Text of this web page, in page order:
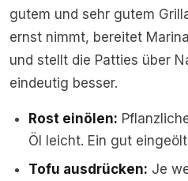
gutem und sehr gutem
ernst nimmt, bereitet
und stellt die Patties über
eindeutig besser.
Rost einölen:
Öl leicht. Ein gut
Tofu ausdrücken: Je